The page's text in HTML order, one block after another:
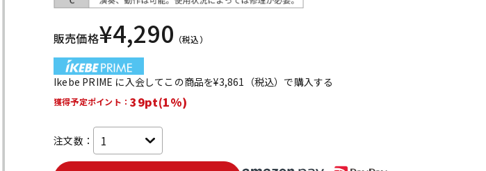
販売価格¥4,290 （税込）
Ikebe PRIME に入会してこの商品を¥3,861（税込）で購入する
獲得予定ポイント：39pt(1%)
注文数：